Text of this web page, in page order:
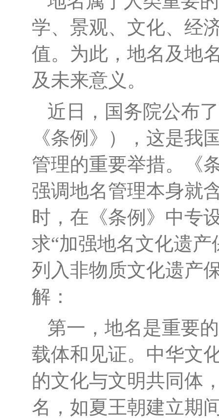
学、景观、文化、经
值。为此，地名及地
及未来意义。
近日，国务院公布
《条例》），这是我
管理的重要举措。《
强调地名管理本身就
时，在《条例》中专
求“加强地名文化遗
列入非物质文化遗产
解：
第一，地名是重要
载体和见证。中华文
的文化与文明共同体
名，如夏王朝建立期